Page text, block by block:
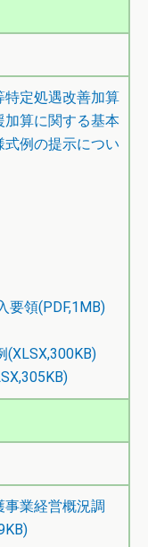
特定処遇改善加算
加算に関する基本
例の提示につい
要領(PDF,1MB)
(XLSX,300KB)
業経営概況調